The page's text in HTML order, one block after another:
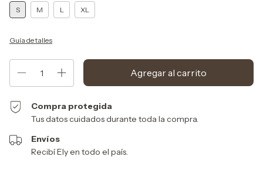
S M L XL
Guía de talles
Compra protegida
Tus datos cuidados durante toda la compra.
Envíos
Recibí Ely en todo el país.